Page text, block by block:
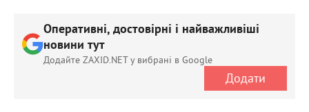
Оперативні, достовірні і найважливіші
новини тут
Додайте ZAXID.NET у вибрані в Google
Додати